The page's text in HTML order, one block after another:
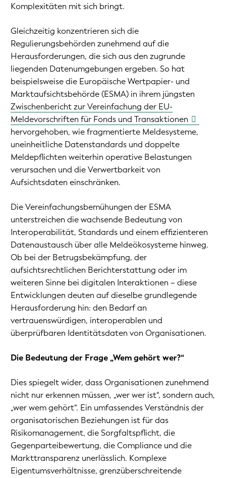
Komplexitäten mit sich bringt.
Gleichzeitig konzentrieren sich die
Regulierungsbehörden zunehmend auf die
Herausforderungen, die sich aus den zugrunde
liegenden Datenumgebungen ergeben. So hat
beispielsweise die Europäische Wertpapier- und
Marktaufsichtsbehörde (ESMA) in ihrem jüngsten
Zwischenbericht zur Vereinfachung der EU-
Meldevorschriften für Fonds und Transaktionen
hervorgehoben, wie fragmentierte Meldesysteme,
uneinheitliche Datenstandards und doppelte
Meldepflichten weiterhin operative Belastungen
verursachen und die Verwertbarkeit von
Aufsichtsdaten einschränken.
Die Vereinfachungsbemühungen der ESMA
unterstreichen die wachsende Bedeutung von
Interoperabilität, Standards und einem effizienteren
Datenaustausch über alle Meldeökosysteme hinweg.
Ob bei der Betrugsbekämpfung, der
aufsichtsrechtlichen Berichterstattung oder im
weiteren Sinne bei digitalen Interaktionen – diese
Entwicklungen deuten auf dieselbe grundlegende
Herausforderung hin: den Bedarf an
vertrauenswürdigen, interoperablen und
überprüfbaren Identitätsdaten von Organisationen.
Die Bedeutung der Frage „Wem gehört wer?“
Dies spiegelt wider, dass Organisationen zunehmend
nicht nur erkennen müssen, „wer wer ist“, sondern auch,
„wer wem gehört“. Ein umfassendes Verständnis der
organisatorischen Beziehungen ist für das
Risikomanagement, die Sorgfaltspflicht, die
Gegenparteibewertung, die Compliance und die
Markttransparenz unerlässlich. Komplexe
Eigentumsverhältnisse, grenzüberschreitende